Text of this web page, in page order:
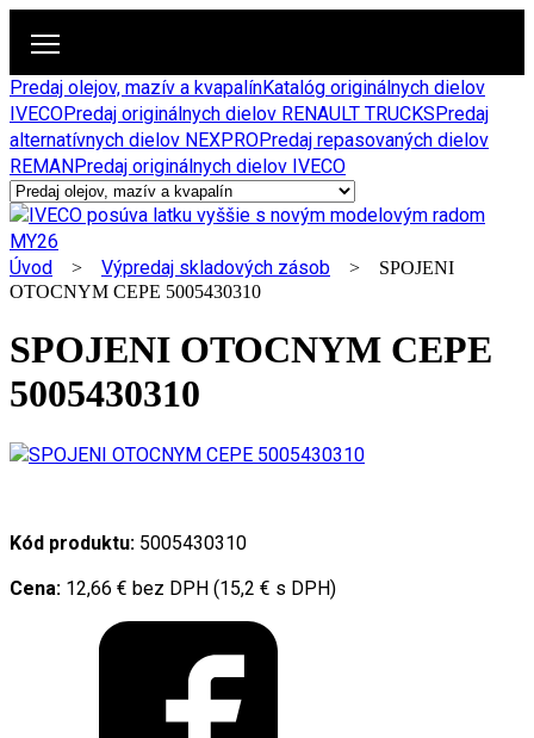
Predaj olejov, mazív a kvapalínKatalóg originálnych dielov
IVECOPredaj originálnych dielov RENAULT TRUCKSPredaj
alternatívnych dielov NEXPROPredaj repasovaných dielov
REMANPredaj originálnych dielov IVECO
Úvod > Výpredaj skladových zásob > SPOJENI
OTOCNYM CEPE 5005430310
SPOJENI OTOCNYM CEPE
5005430310
Kód produktu: 5005430310
Cena: 12,66 € bez DPH (15,2 € s DPH)